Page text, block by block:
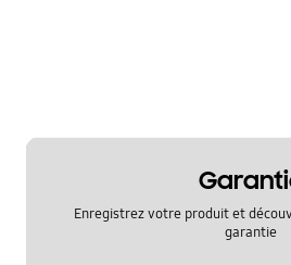
Enregistrez votre produit et
garantie